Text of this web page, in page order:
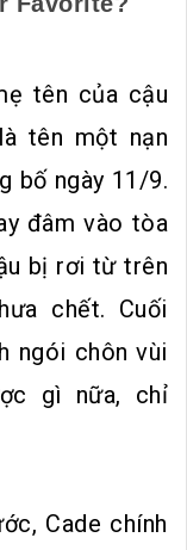
tên của cậu
tên một nạn
bố ngày 11/9.
đâm vào tòa
bị rơi từ trên
chết. Cuối
ngói chôn vùi
gì nữa, chỉ
Cade chính